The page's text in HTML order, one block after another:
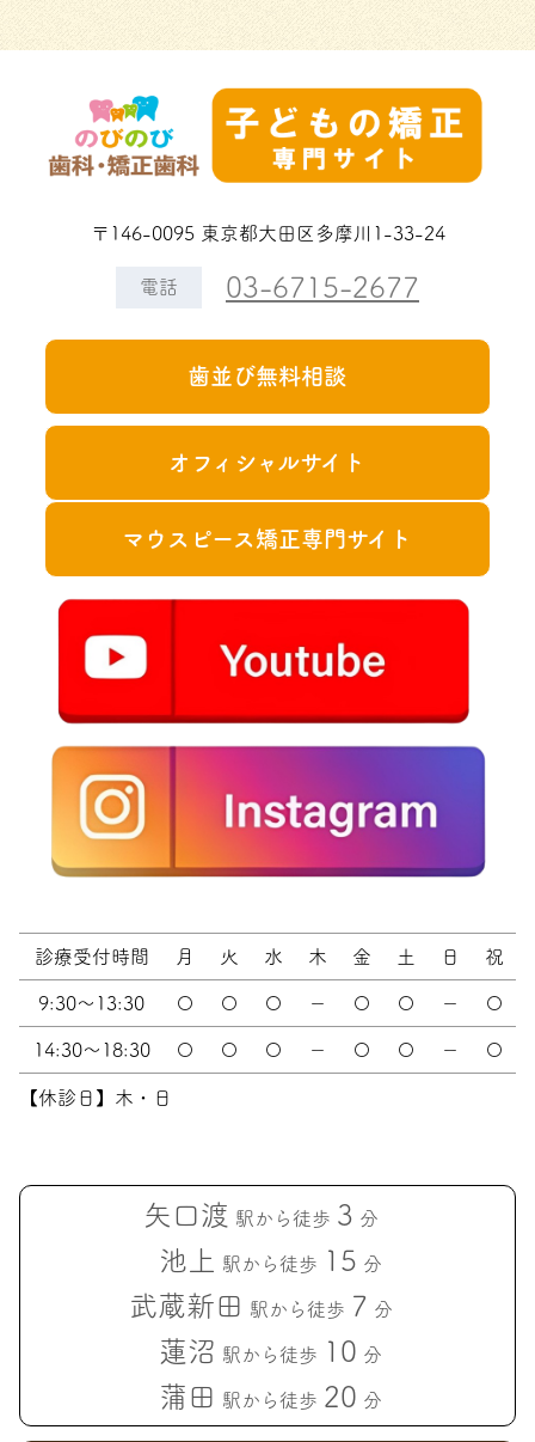
〒146-0095 東京都大田区多摩川1-33-24
電話 03-6715-2677
歯並び無料相談
オフィシャルサイト
マウスピース矯正専門サイト
診療受付時間 月 火 水 木 金 土 日 祝
9:30～13:30 〇 〇 〇 － 〇 〇 － 〇
14:30～18:30 〇 〇 〇 － 〇 〇 － 〇
【休診日】木・日
矢口渡 駅から徒歩 3 分
池上 駅から徒歩 15 分
武蔵新田 駅から徒歩 7 分
蓮沼 駅から徒歩 10 分
蒲田 駅から徒歩 20 分